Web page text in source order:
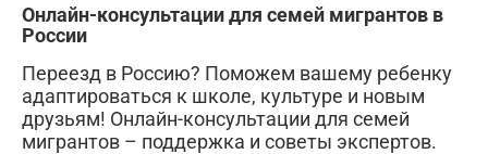
Онлайн-консультации для семей мигрантов в
России
Переезд в Россию? Поможем вашему ребенку
адаптироваться к школе, культуре и новым
друзьям! Онлайн-консультации для семей
мигрантов – поддержка и советы экспертов.